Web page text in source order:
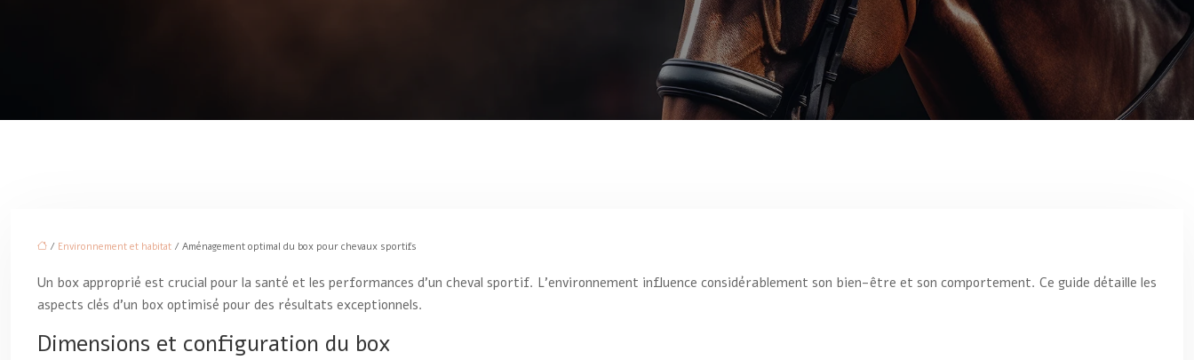
/ Environnement et habitat / Aménagement optimal du box pour chevaux sportifs
Un box approprié est crucial pour la santé et les performances d’un cheval sportif. L’environnement influence considérablement son bien-être et son comportement. Ce guide détaille les
aspects clés d’un box optimisé pour des résultats exceptionnels.
Dimensions et configuration du box